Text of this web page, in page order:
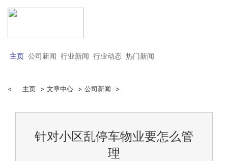
主页 公司新闻 行业新闻 行业动态 热门新闻
< 主页 > 文章中心 > 公司新闻 >
针对小区乱停车物业要怎么管
理